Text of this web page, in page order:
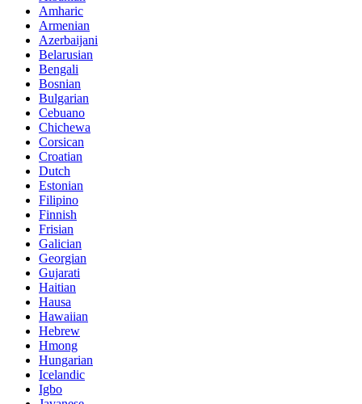
Amharic
Armenian
Azerbaijani
Belarusian
Bengali
Bosnian
Bulgarian
Cebuano
Chichewa
Corsican
Croatian
Dutch
Estonian
Filipino
Finnish
Frisian
Galician
Georgian
Gujarati
Haitian
Hausa
Hawaiian
Hebrew
Hmong
Hungarian
Icelandic
Igbo